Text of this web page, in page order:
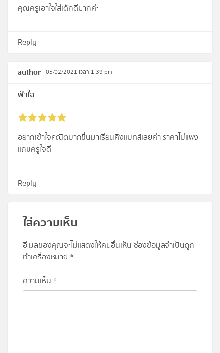
คุณครูเอาใจใส่เด็กดีมากค่ะ
Reply
author 05/02/2021 เวลา 1:39 pm
ฟ้าใส
อยากเข้าใจคณิตมากขึ้นมาเรียนคิงแมทส์เลยค่า ราคาไม่แพง
แถมครูใจดี
Reply
ใส่ความเห็น
อีเมลของคุณจะไม่แสดงให้คนอื่นเห็น ช่องข้อมูลจำเป็นถูก
ทำเครื่องหมาย *
ความเห็น *